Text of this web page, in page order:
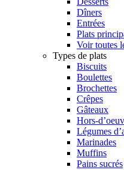
Dîners
Entrées
Plats
Voir toutes
Types de plats
Biscuits
Boulettes
Brochettes
Crêpes
Gâteaux
Hors-
Légumes
Marinades
Muffins
Pains sucrés